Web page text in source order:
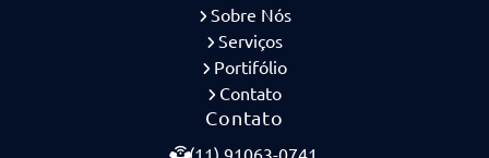
Sobre Nós
Serviços
Portifólio
Contato
Contato
(11) 91063-0741